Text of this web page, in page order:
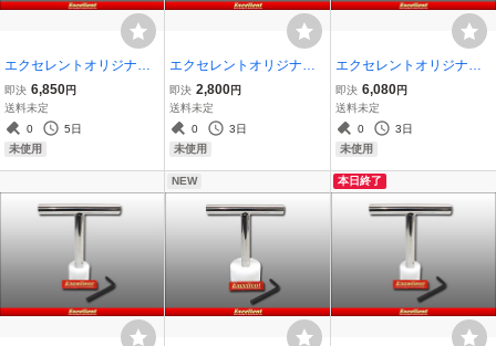
エクセレントオリジナル
菌糸瓶ハンドプレス100Φ
（交換タイプ）
即決 6,850円
送料未定
0
5日
未使用
エクセレントオリジナル
菌糸瓶ハンドプレス（交
換タイプ）アタッチメン
ト無し
即決 2,800円
送料未定
0
3日
未使用
エクセレントオリジナル
菌糸瓶ハンドプレス80Φ
（交換タイプ）
即決 6,080円
送料未定
0
3日
未使用
NEW 本日終了